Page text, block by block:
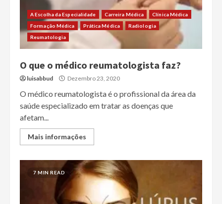
A Escolha da Especialidade Carreira Médica
Clínica Médica
Formação Médica
Prática Médica
Radiologia
Reumatologia
O que o médico reumatologista faz?
luisabbud Dezembro 23, 2020
O médico reumatologista é o profissional da área da
saúde especializado em tratar as doenças que
afetam...
Mais informações
7 MIN READ